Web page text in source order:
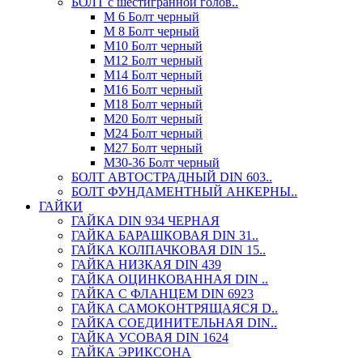
М 6 Болт черный
М 8 Болт черный
М10 Болт черный
М12 Болт черный
М14 Болт черный
М16 Болт черный
М18 Болт черный
М20 Болт черный
М24 Болт черный
М27 Болт черный
М30-36 Болт черный
БОЛТ АВТОСТРАДНЫЙ DIN 603..
БОЛТ ФУНДАМЕНТНЫЙ АНКЕРНЫ..
ГАЙКИ
ГАЙКА DIN 934 ЧЕРНАЯ
ГАЙКА БАРАШКОВАЯ DIN 31..
ГАЙКА КОЛПАЧКОВАЯ DIN 15..
ГАЙКА НИЗКАЯ DIN 439
ГАЙКА ОЦИНКОВАННАЯ DIN ..
ГАЙКА С ФЛАНЦЕМ DIN 6923
ГАЙКА САМОКОНТРЯЩАЯСЯ D..
ГАЙКА СОЕДИНИТЕЛЬНАЯ DIN..
ГАЙКА УСОВАЯ DIN 1624
ГАЙКА ЭРИКСОНА